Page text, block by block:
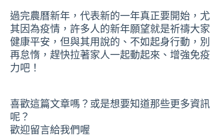
過完農曆新年，代表新的一年真正要開始，尤
其因為疫情，許多人的新年願望就是祈禱大家
健康平安，但與其用說的、不如起身行動，別
再怠惰，趕快拉著家人一起動起來、增強免疫
力吧！
喜歡這篇文章嗎？或是想要知道那些更多資訊
呢？
歡迎留言給我們喔